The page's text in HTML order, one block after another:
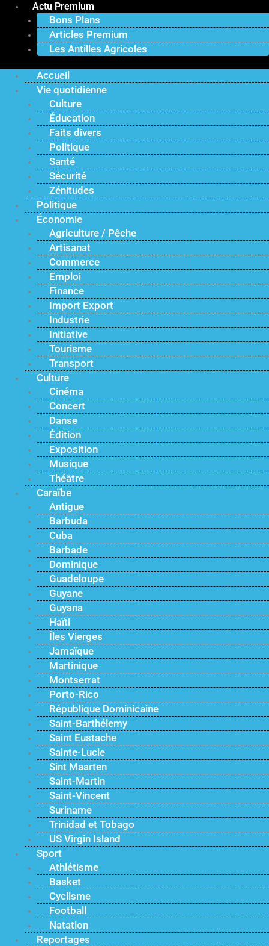
Actu Premium
Bons Plans
Articles Premium
Les Antilles Agricoles
Accueil
Vie quotidienne
Culture
Éducation
Faits divers
Politique
Santé
Sécurité
Zénitudes
Politique
Économie
Agriculture / Pêche
Artisanat
Commerce
Emploi
Finance
Import Export
Industrie
Initiative
Tourisme
Transport
Culture
Cinéma
Concert
Danse
Édition
Exposition
Musique
Théâtre
Caraïbe
Antigue
Barbuda
Cuba
Barbade
Dominique
Guadeloupe
Guyane
Guyana
Haïti
Îles Vierges
Jamaïque
Martinique
Montserrat
Porto-Rico
République Dominicaine
Saint-Barthélemy
Saint Eustache
Sainte-Lucie
Sint Maarten
Saint-Martin
Saint-Vincent
Suriname
Trinidad et Tobago
US Virgin Island
Sport
Athlétisme
Basket
Cyclisme
Football
Natation
Reportages